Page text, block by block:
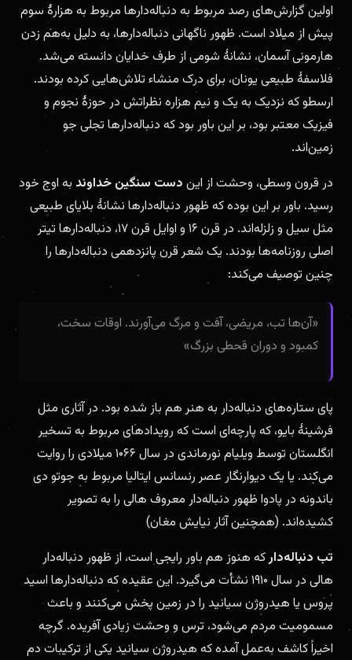
اولین گزارش‌های رصد مربوط به دنباله‌دارها مربوط به هزارهٔ سوم
پیش از میلاد است. ظهور ناگهانی دنباله‌دارها، به دلیل به‌هم زدن
هارمونی آسمان، نشانهٔ شومی از طرف خدایان دانسته می‌شد.
فلاسفهٔ طبیعی یونان، برای درک منشاء تلاش‌هایی کرده بودند.
ارسطو که نزدیک به یک و نیم هزاره نظراتش در حوزهٔ نجوم و
فیزیک معتبر بود، بر این باور بود که دنباله‌دارها تجلی جو
زمین‌اند.
در قرون وسطی، وحشت از این دست سنگین خداوند به اوج خود
رسید. باور بر این بوده که ظهور دنباله‌دارها نشانهٔ بلایای طبیعی
مثل سیل و زلزله‌اند. در قرن ۱۶ و اوایل قرن ۱۷، دنباله‌دارها تیتر
اصلی روزنامه‌ها بودند. یک شعر قرن پانزدهمی دنباله‌دارها را
چنین توصیف می‌کند:
«آن‌ها تب، مریضی، آفت و مرگ می‌آورند. اوقات سخت،
کمبود و دوران قحطی بزرگ»
پای ستاره‌های دنباله‌دار به هنر هم باز شده بود. در آثاری مثل
فرشینهٔ بایو، که پارچه‌ای است که رویدادهای مربوط به تسخیر
انگلستان توسط ویلیام نورماندی در سال ۱۰۶۶ میلادی را روایت
می‌کند. یا یک دیوارنگار عصر رنسانس ایتالیا مربوط به جوتو دی
باندونه در پادوا ظهور دنباله‌دار معروف هالی را به تصویر
کشیده‌اند. (همچنین آثار نیایش مغان)
تب دنباله‌دارکه هنوز هم باور رایجی است، از ظهور دنباله‌دار
هالی در سال ۱۹۱۰ نشأت می‌گیرد. این عقیده که دنباله‌دارها اسید
پروس یا هیدروژن سیانید را در زمین پخش می‌کنند و باعث
مسمومیت مردم می‌شود، ترس و وحشت زیادی آفریده. گرچه
اخیراً کاشف به‌عمل آمده که هیدروژن سیانید یکی از ترکیبات دم